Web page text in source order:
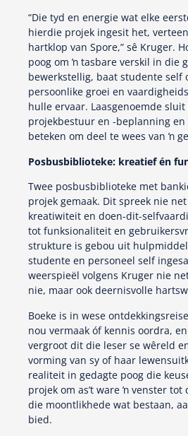
“Die tyd en energie wat elke
hierdie projek ingesit het,
hartklop van Spore,” sê Kruger.
poog om ŉ tasbare verskil in die
bewerkstellig, baat studente self
persoonlike groei en
hulle ervaar. Laasgenoemde
projekbestuur en -beplanning
beteken om deel te wees van ŉ
Posbusbiblioteke: kreatief én
Twee posbusbiblioteke met
projek gemaak. Dit spreek nie
kreatiwiteit en doen-dit-
tot funksionaliteit en
strukture is gebou uit
studente en personeel self
weerspieël volgens Kruger nie
nie, maar ook deernisvolle
Boeke is in wese
nou vermaak óf kennis oordra,
vergroot dit die leser se wêreld
vorming van sy of haar
realiteit in gedagte poog die
projek om as’t ware ŉ venster tot
die moontlikhede wat bestaan,
bied.